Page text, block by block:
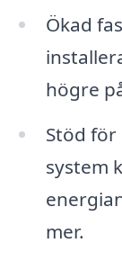
Ökad
högre
Stöd
system
mer.